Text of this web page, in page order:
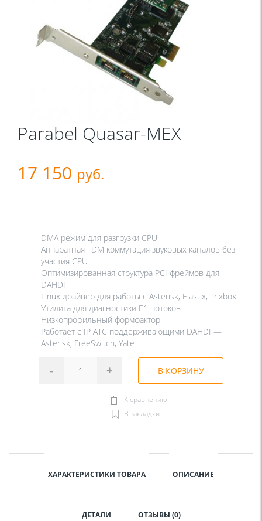
Parabel Quasar-MEX
17 150 руб.
DMA режим для разгрузки CPU
Аппаратная TDM коммутация звуковых каналов без
участия CPU
Оптимизированная структура PCI фреймов для
DAHDI
Linux драйвер для работы с Asterisk, Elastix, Trixbox
Утилита для диагностики E1 потоков
Низкопрофильный формфактор
Работает с IP АТС поддерживающими DAHDI —
Asterisk, FreeSwitch, Yate
- + В КОРЗИНУ
К сравнению
В закладки
ХАРАКТЕРИСТИКИ ТОВАРА ОПИСАНИЕ
ДЕТАЛИ ОТЗЫВЫ (0)